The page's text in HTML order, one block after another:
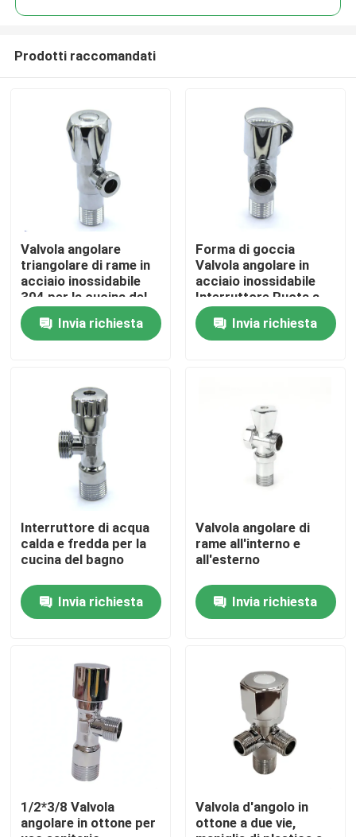
Prodotti
Circa noi
Giro della fabbrica
Richieda una citazione
Valvola d'ottone della valvola
Valvola di angolo d'ottone
Valvola a sfera in ottone
Prodotti raccomandati
Valvola angolare
triangolare di rame in
acciaio inossidabile
304 per la cucina del
bagno
Invia richiesta
Forma di goccia
Valvola angolare in
acciaio inossidabile
Interruttore Ruota a
mano Bagno
Accessori da cucina
Invia richiesta
Interruttore di acqua
calda e fredda per la
cucina del bagno
Invia richiesta
Valvola angolare di
rame all'interno e
all'esterno
Invia richiesta
1/2*3/8 Valvola
angolare in ottone per
Valvola d'angolo in
ottone a due vie,